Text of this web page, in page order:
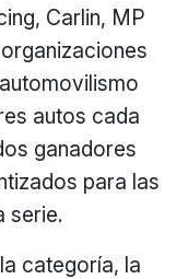
Carlin, MP
autos cada
ganadores
para las
serie.
categoría, la